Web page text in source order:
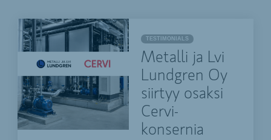
TESTIMONIALS
Metalli ja Lvi
Lundgren Oy
siirtyy osaksi
Cervi-
konsernia